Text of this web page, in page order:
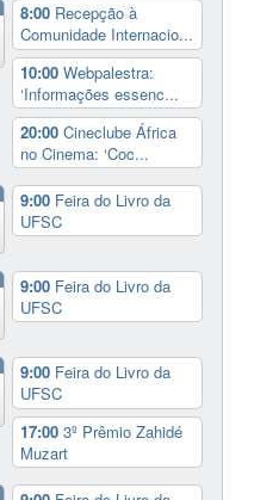
8:00 Recepção à
Comunidade Internacio...
10:00 Webpalestra:
‘Informações essenc...
20:00 Cineclube África
no Cinema: ‘Coc...
9:00 Feira do Livro da
UFSC
9:00 Feira do Livro da
UFSC
9:00 Feira do Livro da
UFSC
17:00 3º Prêmio Zahidé
Muzart